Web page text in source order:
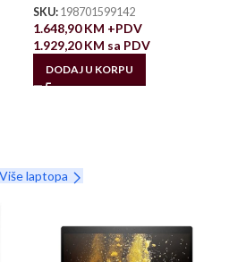
SKU: 198701599142
1.648,90KM +PDV
1.929,20KM sa PDV
DODAJ U KORPU
Više laptopa